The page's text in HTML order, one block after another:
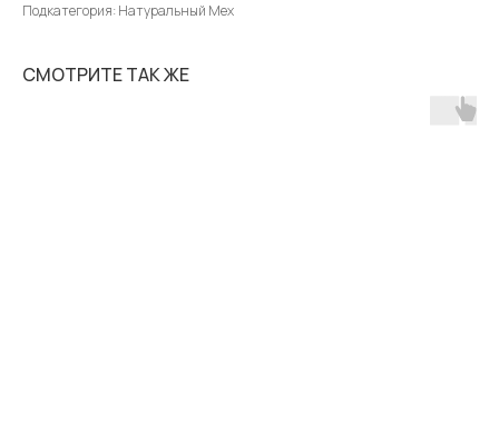
Подкатегория: Натуральный Мех
СМОТРИТЕ ТАК ЖЕ